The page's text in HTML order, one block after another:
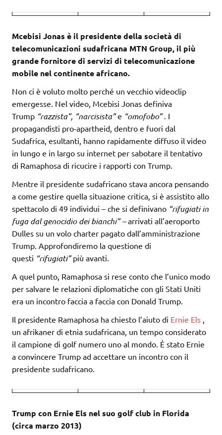
Mcebisi Jonas è il presidente della società di
telecomunicazioni sudafricana MTN Group, il più
grande fornitore di servizi di telecomunicazione
mobile nel continente africano.
Non ci è voluto molto perché un vecchio videoclip
emergesse. Nel video, Mcebisi Jonas definiva
Trump “razzista”, “narcisista”e “omofobo”. I
propagandisti pro-apartheid, dentro e fuori dal
Sudafrica, esultanti, hanno rapidamente diffuso il video
in lungo e in largo su internet per sabotare il tentativo
di Ramaphosa di ricucire i rapporti con Trump.
Mentre il presidente sudafricano stava ancora pensando
a come gestire quella situazione critica, si è assistito allo
spettacolo di 49 individui – che si definivano “rifugiati in
fuga dal genocidio dei bianchi” –arrivati all’aeroporto
Dulles su un volo charter pagato dall’amministrazione
Trump. Approfondiremo la questione di
questi “rifugiati”più avanti.
A quel punto, Ramaphosa si rese conto che l’unico modo
per salvare le relazioni diplomatiche con gli Stati Uniti
era un incontro faccia a faccia con Donald Trump.
Il presidente Ramaphosa ha chiesto l’aiuto di Ernie Els
un afrikaner di etnia sudafricana, un tempo considerato
il campione di golf numero uno al mondo. È stato Ernie
a convincere Trump ad accettare un incontro con il
presidente sudafricano.
Trump con Ernie Els nel suo golf club in Florida
(circa marzo 2013)